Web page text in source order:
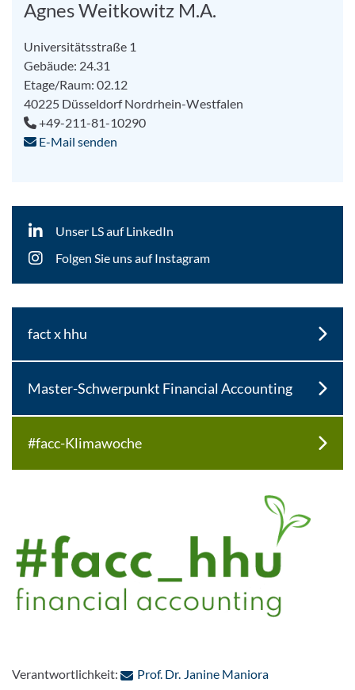
Agnes Weitkowitz M.A.
Universitätsstraße 1
Gebäude: 24.31
Etage/Raum: 02.12
40225 DüsseldorfNordrhein-Westfalen
+49-211-81-10290
E-Mail senden
Unser LS auf LinkedIn
Folgen Sie uns auf Instagram
fact x hhu
Master-Schwerpunkt Financial Accounting
#facc-Klimawoche
Verantwortlichkeit: Prof. Dr. Janine Maniora: Per E-Mail